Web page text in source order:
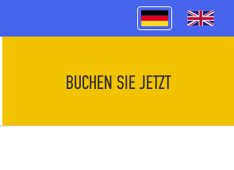
BUCHEN SIE JETZT